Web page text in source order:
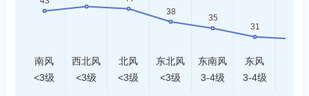
南风
<3级
西北风
<3级
北风
<3级
东北风
<3级
东南风
3-4级
东风
3-4级